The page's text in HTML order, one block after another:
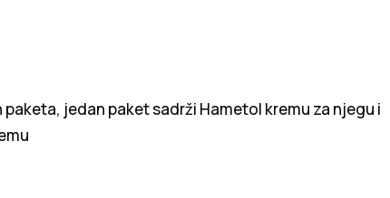
jedan paket sadrži Hametol kremu za njegu i